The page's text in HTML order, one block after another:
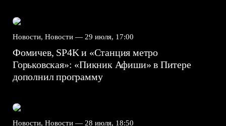
Новости, Новости — 29 июля, 17:00
Фомичев, SP4K и «Станция метро
Горьковская»: «Пикник Афиши» в Питере
дополнил программу
Новости, Новости — 28 июля, 18:50